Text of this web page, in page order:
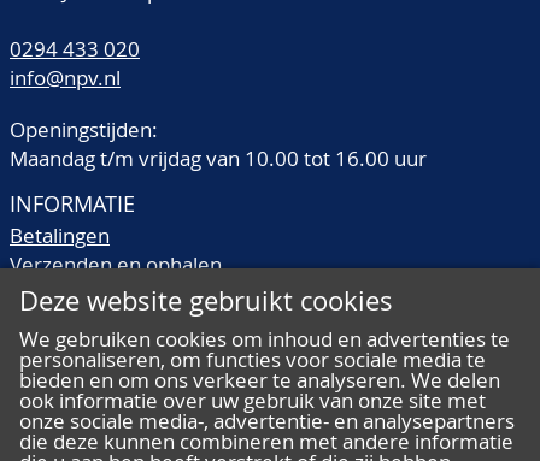
0294 433 020
info@npv.nl
Openingstijden:
Maandag t/m vrijdag van 10.00 tot 16.00 uur
INFORMATIE
Betalingen
Verzenden en ophalen
Veilingtermen
Kwaliteitsomschrijvingen
Veelgestelde vragen
Deze website gebruikt cookies
We gebruiken cookies om inhoud en advertenties te
personaliseren, om functies voor sociale media te
bieden en om ons verkeer te analyseren. We delen
ook informatie over uw gebruik van onze site met
onze sociale media-, advertentie- en analysepartners
die deze kunnen combineren met andere informatie